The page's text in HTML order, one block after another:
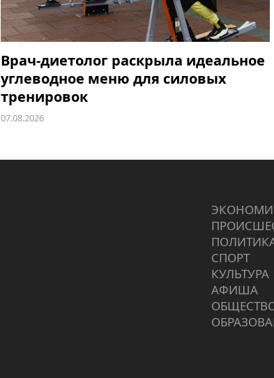
Врач-диетолог раскрыла идеальное
углеводное меню для силовых
тренировок
07.08.2026
СПОРТ
КУЛЬТУРА
АФИША